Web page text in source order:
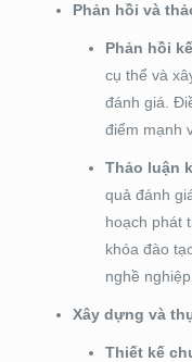
Phản hồi và
Phản hồi
cụ thể và
đánh giá.
điểm mạnh
Thảo luận
quả đánh
hoạch phát
khóa đào
nghề nghiệp.
Xây dựng và
Thiết kế